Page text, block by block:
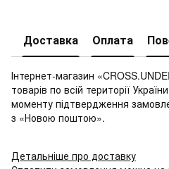
Доставка Оплата
Інтернет-магазин
товарів по всій території
моменту підтвердження
з «Новою поштою».
Детальніше про доставку